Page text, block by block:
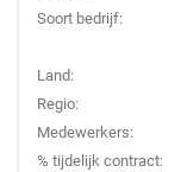
Soort bedrijf:
Land:
Regio:
Medewerkers:
% tijdelijk contract: